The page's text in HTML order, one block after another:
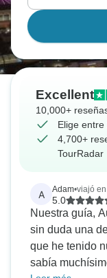
Excellent
10,000+
Elige
4,700+
TourRadar
A Adam•viajó
5.0
Nuestra guía,
sin duda una
que he tenido
sabía